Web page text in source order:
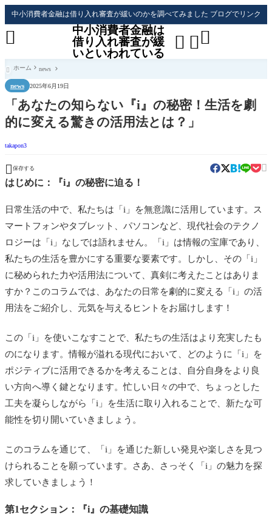
中小消費者金融は借り入れ審査が緩いのかを調べてみました ブログでリンク
中小消費者金融は
借り入れ審査が緩
いといわれている
 

 ホーム news
news 2025年6月19日
「あなたの知らない『i』の秘密！生活を劇
的に変える驚きの活用法とは？」
takapon3
 保存する 
はじめに：『i』の秘密に迫る！
日常生活の中で、私たちは「i」を無意識に活用しています。ス
マートフォンやタブレット、パソコンなど、現代社会のテクノ
ロジーは「i」なしでは語れません。「i」は情報の宝庫であり、
私たちの生活を豊かにする重要な要素です。しかし、その「i」
に秘められた力や活用法について、真剣に考えたことはありま
すか？このコラムでは、あなたの日常を劇的に変える「i」の活
用法をご紹介し、元気を与えるヒントをお届けします！
この「i」を使いこなすことで、私たちの生活はより充実したも
のになります。情報が溢れる現代において、どのように「i」を
ポジティブに活用できるかを考えることは、自分自身をより良
い方向へ導く鍵となります。忙しい日々の中で、ちょっとした
工夫を凝らしながら「i」を生活に取り入れることで、新たな可
能性を切り開いていきましょう。
このコラムを通じて、「i」を通じた新しい発見や楽しさを見つ
けられることを願っています。さあ、さっそく「i」の魅力を探
求していきましょう！
第1セクション：『i』の基礎知識